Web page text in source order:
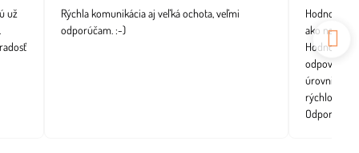
už
/
5
Rýchla komunikácia aj veľká ochota, veľmi
odporúčam. :-)
Hodnotenie
ako na
Hodnotenie
odpovedá
úrovni.
rýchlo a
Odporúčam!